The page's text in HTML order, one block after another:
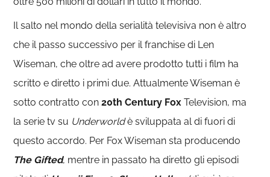
Il salto nel mondo della serialità televisiva non è altro
che il passo successivo per il franchise di Len
Wiseman, che oltre ad avere prodotto tutti i film ha
scritto e diretto i primi due. Attualmente Wiseman è
sotto contratto con20th Century Fox Television, ma
la serie tv su Underworldè sviluppata al di fuori di
questo accordo. Per Fox Wiseman sta producendo
The Gifted, mentre in passato ha diretto gli episodi